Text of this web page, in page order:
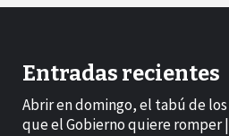
Entradas recientes
Abrir en domingo, el tabú de
que el Gobierno quiere romper